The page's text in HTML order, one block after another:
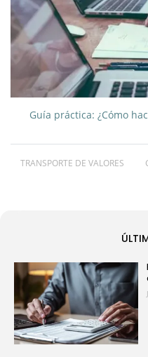
Guía práctica: ¿Cómo
TRANSPORTE DE VALORES